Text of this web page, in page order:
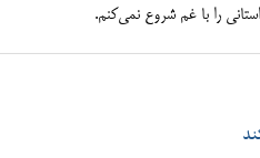
را با غم شروع نمی‌کنم.